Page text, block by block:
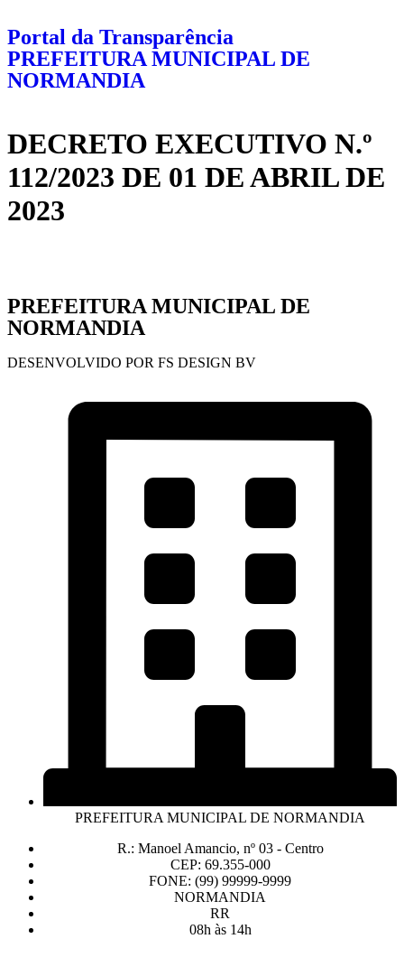
Portal da Transparência
PREFEITURA MUNICIPAL DE
NORMANDIA
DECRETO EXECUTIVO N.º
112/2023 DE 01 DE ABRIL DE
2023
PREFEITURA MUNICIPAL DE
NORMANDIA
DESENVOLVIDO POR FS DESIGN BV
PREFEITURA MUNICIPAL DE NORMANDIA
R.: Manoel Amancio, nº 03 - Centro
CEP: 69.355-000
FONE: (99) 99999-9999
NORMANDIA
RR
08h às 14h